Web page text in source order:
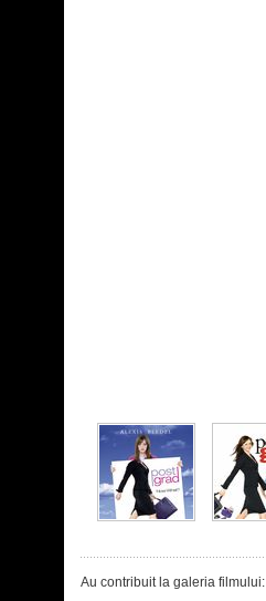
Au contribuit la galeria filmului: